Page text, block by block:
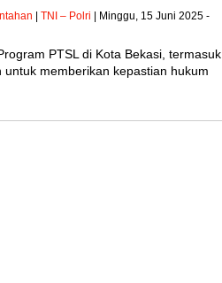
| TNI – Polri | Minggu, 15 Juni 2025 -
PTSL di Kota Bekasi, termasuk
memberikan kepastian hukum